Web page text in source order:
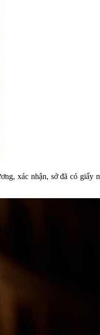
xác nhận, sở đã có giấy